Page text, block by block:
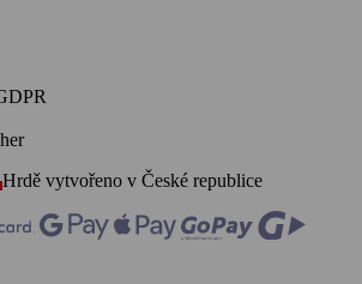
Hrdě vytvořeno v České republice